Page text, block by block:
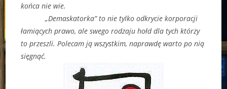
końca nie wie.
„Demaskatorka” to nie tylko odkrycie korporacji
łamiących prawo, ale swego rodzaju hołd dla tych którzy
to przeszli. Polecam ją wszystkim, naprawdę warto po nią
sięgnąć.